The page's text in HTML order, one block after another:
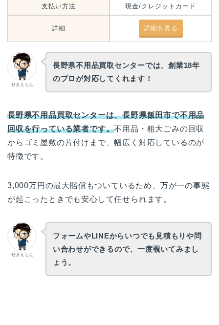
支払い方法 現金/クレジットカード
詳細 詳細を見る
せきえもん
長野県不用品買取センターでは、創業18年
のプロが対応してくれます！
長野県不用品買取センターは、長野県飯田市で不用品
回収を行っている業者です。不用品・粗大ごみの回収
からゴミ屋敷の片付けまで、幅広く対応しているのが
特徴です。
3,000万円の最大賠償もついているため、万が一の事態
が起こったときでも安心して任せられます。
せきえもん
フォームやLINEからいつでも見積もりや問
い合わせができるので、一度覗いてみまし
ょう。